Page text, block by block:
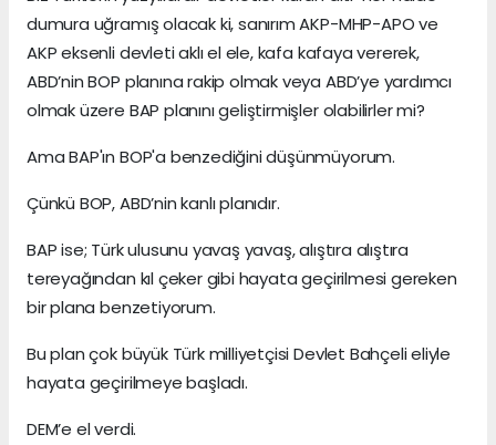
dumura uğramış olacak ki, sanırım AKP-MHP-APO ve
AKP eksenli devleti aklı el ele, kafa kafaya vererek,
ABD’nin BOP planına rakip olmak veya ABD’ye yardımcı
olmak üzere BAP planını geliştirmişler olabilirler mi?
Ama BAP'ın BOP'a benzediğini düşünmüyorum.
Çünkü BOP, ABD’nin kanlı planıdır.
BAP ise; Türk ulusunu yavaş yavaş, alıştıra alıştıra
tereyağından kıl çeker gibi hayata geçirilmesi gereken
bir plana benzetiyorum.
Bu plan çok büyük Türk milliyetçisi Devlet Bahçeli eliyle
hayata geçirilmeye başladı.
DEM’e el verdi.